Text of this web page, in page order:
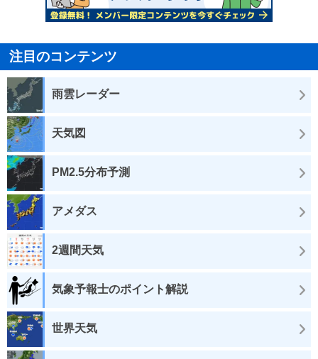
注目のコンテンツ
雨雲レーダー
天気図
PM2.5分布予測
アメダス
2週間天気
気象予報士のポイント解説
世界天気